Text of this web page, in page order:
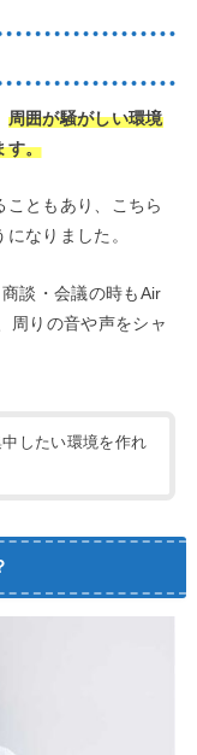
周囲が騒がしい環境
す。
こともあり、こちら
なりました。
談・会議の時もAir
周りの音や声をシャ
したい環境を作れ